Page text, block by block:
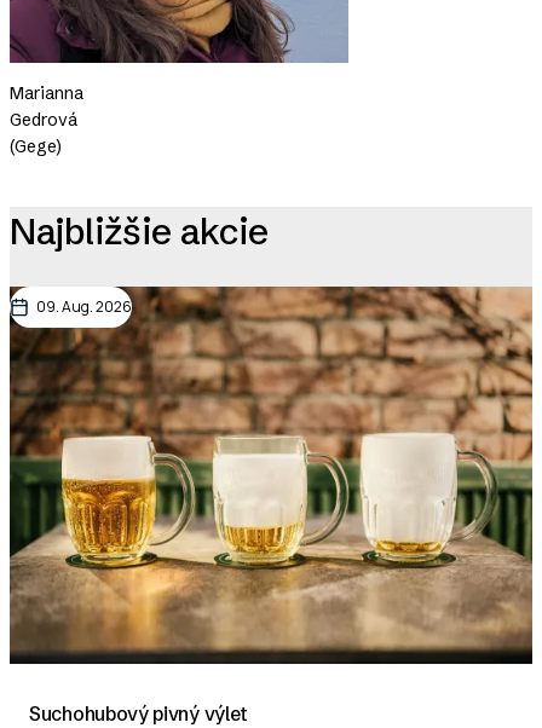
Marianna
Gedrová
(Gege)
Najbližšie akcie
09. Aug. 2026
Suchohubový pivný výlet